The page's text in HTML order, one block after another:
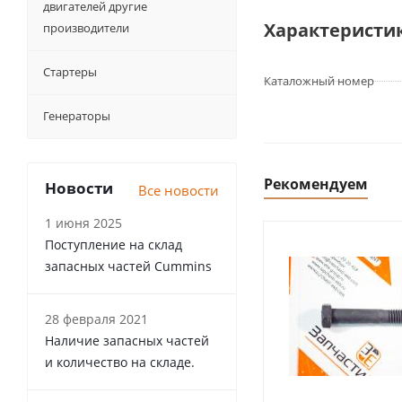
Каталожный номер
Рекомендуем
двигателей другие
производители
Стартеры
Генераторы
Новости Все новости
1 июня 2025
Поступление на склад
запасных частей Cummins
28 февраля 2021
Наличие запасных частей
и количество на складе.